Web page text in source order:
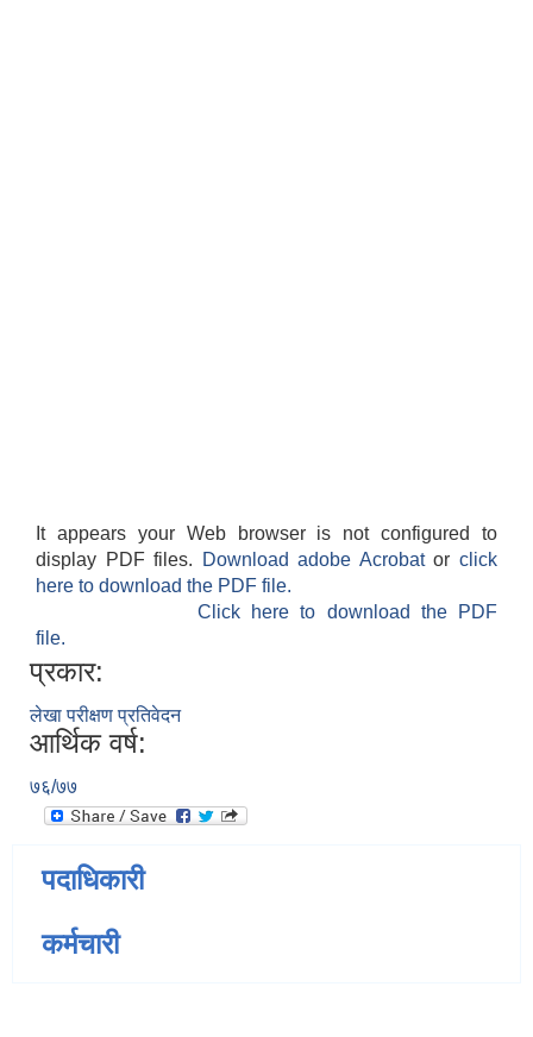
It appears your Web browser is not configured to
display PDF files.
Download adobe Acrobatorclick
here to download the PDF file.
Click here to download the PDF
file.
प्रकार:
लेखा परीक्षण प्रतिवेदन
आर्थिक वर्ष:
७६/७७
पदाधिकारी
कर्मचारी